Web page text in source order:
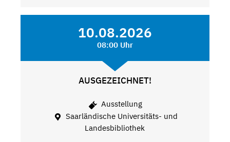
10.08.2026
08:00 Uhr
AUSGEZEICHNET!
Ausstellung
Saarländische Universitäts- und
Landesbibliothek